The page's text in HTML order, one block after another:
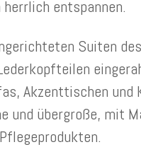
entspannen.
Suiten
Akzenttischen
und übergroße, mit